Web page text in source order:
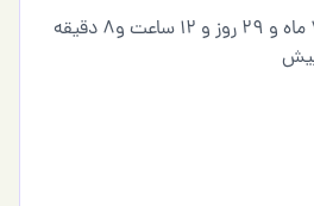
7 سال و7 ماه و 29 روز و 12 ساعت و8 دقیقه